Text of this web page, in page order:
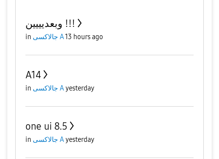
وبعديييين !!!
in جالاكسى A13 hours ago
A14
in جالاكسى Ayesterday
one ui 8.5
in جالاكسى Ayesterday